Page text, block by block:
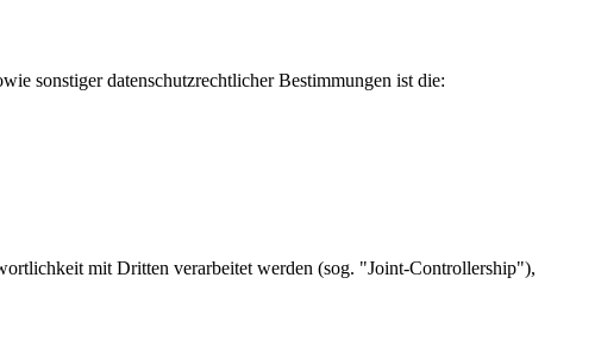
sonstiger datenschutzrechtlicher Bestimmungen ist die:
mit Dritten verarbeitet werden (sog. "Joint-Controllership"),